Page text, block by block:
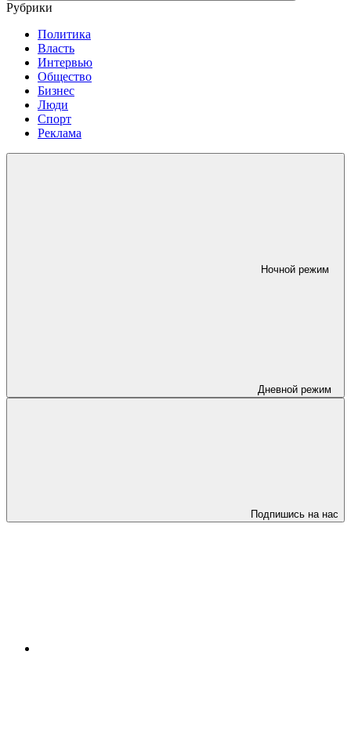
Рубрики
Политика
Власть
Интервью
Общество
Бизнес
Люди
Спорт
Реклама
Ночной режим
Дневной режим
Подпишись на нас